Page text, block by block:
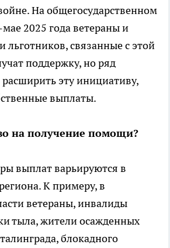
На общегосударственном
2025 года ветераны и
льготников, связанные с этой
поддержку, но ряд
эту инициативу,
выплаты.
на получение помощи?
выплат варьируются в
К примеру, в
ветераны, инвалиды
тыла, жители осажденных
блокадного